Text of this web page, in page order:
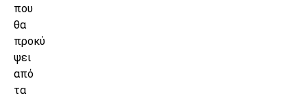
που
θα
προκύ
ψει
από
τα